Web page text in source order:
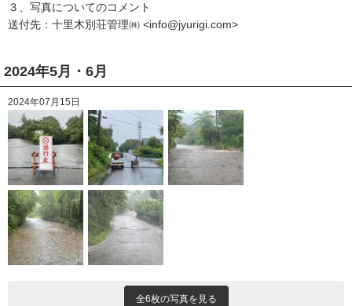
３、写真についてのコメント
送付先：十里木別荘管理㈱ <info@jyurigi.com>
2024年5月・6月
2024年07月15日
全6枚の写真を見る